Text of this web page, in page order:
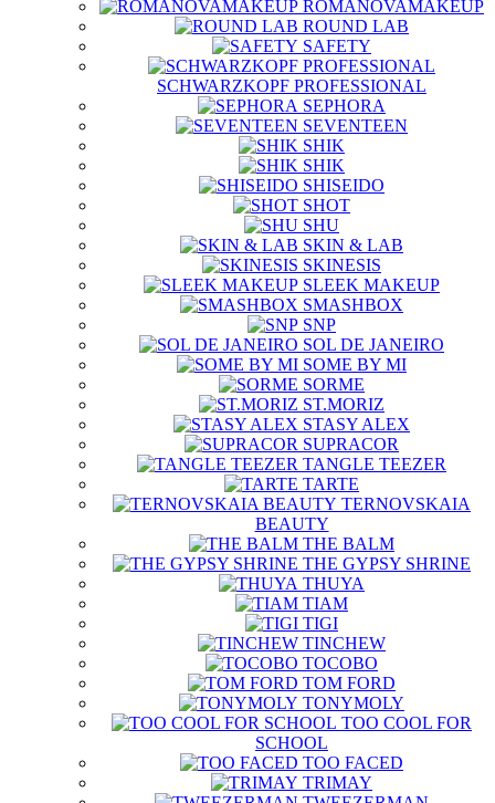
ROMANOVAMAKEUP
ROUND LAB
SAFETY
SCHWARZKOPF PROFESSIONAL
SEPHORA
SEVENTEEN
SHIK
SHIK
SHISEIDO
SHOT
SHU
SKIN & LAB
SKINESIS
SLEEK MAKEUP
SMASHBOX
SNP
SOL DE JANEIRO
SOME BY MI
SORME
ST.MORIZ
STASY ALEX
SUPRACOR
TANGLE TEEZER
TARTE
TERNOVSKAIA
BEAUTY
THE BALM
THE GYPSY SHRINE
THUYA
TIAM
TIGI
TINCHEW
TOCOBO
TOM FORD
TONYMOLY
TOO COOL FOR
SCHOOL
TOO FACED
TRIMAY